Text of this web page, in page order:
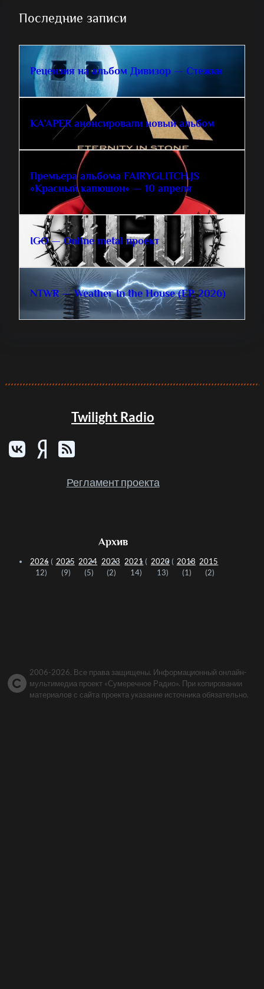
Последние записи
Рецензия на альбом Дивизор — Стежки
KA’APER анонсировали новый альбом
Премьера альбома FAIRYGLITCH.JS
«Красный капюшон» — 10 апреля
IGO — Online metal проект
NTWR — Weather In the House (EP, 2026)
Twilight Radio
Регламент проекта
Архив
2026 (
12)
2025
(9)
2024
(5)
2023
(2)
2021 (
14)
2020 (
13)
2018
(1)
2015
(2)
2006-2026. Все права защищены. Информационный онлайн-
мультимедиа проект «Сумеречное Радио». При копировании
материалов с сайта проекта указание источника обязательно.